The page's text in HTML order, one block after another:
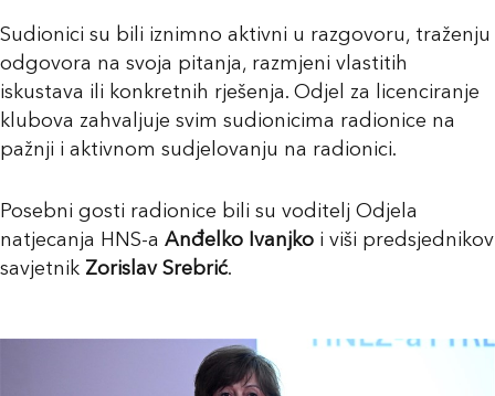
Sudionici su bili iznimno aktivni u razgovoru, traženju
odgovora na svoja pitanja, razmjeni vlastitih
iskustava ili konkretnih rješenja. Odjel za licenciranje
klubova zahvaljuje svim sudionicima radionice na
pažnji i aktivnom sudjelovanju na radionici.
Posebni gosti radionice bili su voditelj Odjela
natjecanja HNS-a Anđelko Ivanjko i viši predsjednikov
savjetnik Zorislav Srebrić.